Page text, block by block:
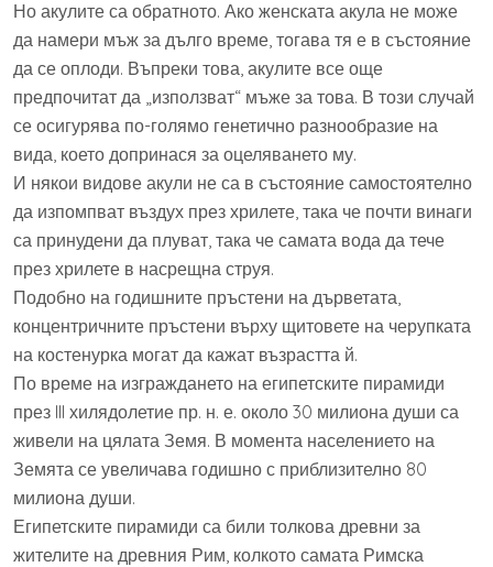
Но акулите са обратното. Ако женската акула не може
да намери мъж за дълго време, тогава тя е в състояние
да се оплоди. Въпреки това, акулите все още
предпочитат да „използват“ мъже за това. В този случай
се осигурява по-голямо генетично разнообразие на
вида, което допринася за оцеляването му.
И някои видове акули не са в състояние самостоятелно
да изпомпват въздух през хрилете, така че почти винаги
са принудени да плуват, така че самата вода да тече
през хрилете в насрещна струя.
Подобно на годишните пръстени на дърветата,
концентричните пръстени върху щитовете на черупката
на костенурка могат да кажат възрастта й.
По време на изграждането на египетските пирамиди
през III хилядолетие пр. н. е. около 30 милиона души са
живели на цялата Земя. В момента населението на
Земята се увеличава годишно с приблизително 80
милиона души.
Египетските пирамиди са били толкова древни за
жителите на древния Рим, колкото самата Римска